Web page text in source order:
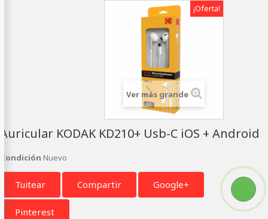
¡Oferta!
Ver más grande
Auricular KODAK KD210+ Usb-C iOS + Android
Condición Nuevo
Tuitear Compartir Google+
Pinterest